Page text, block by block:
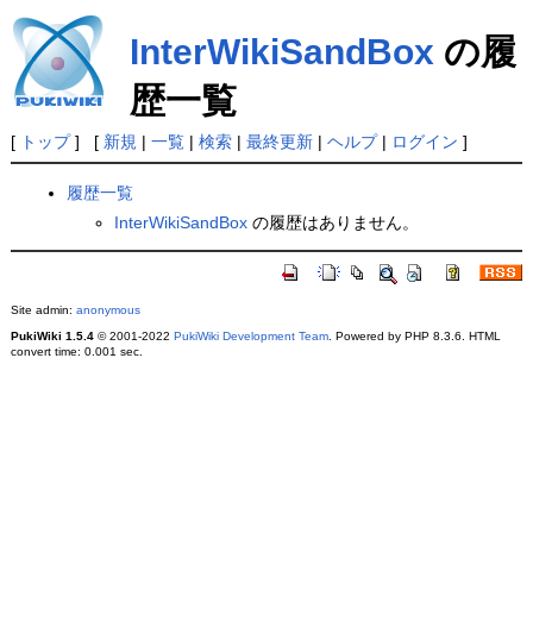
InterWikiSandBox の履
歴一覧
[ トップ] [ 新規 | 一覧| 検索| 最終更新| ヘルプ| ログイン ]
履歴一覧
InterWikiSandBox の履歴はありません。
Site admin: anonymous
PukiWiki 1.5.4© 2001-2022 PukiWiki Development Team. Powered by PHP 8.3.6. HTML
convert time: 0.001 sec.